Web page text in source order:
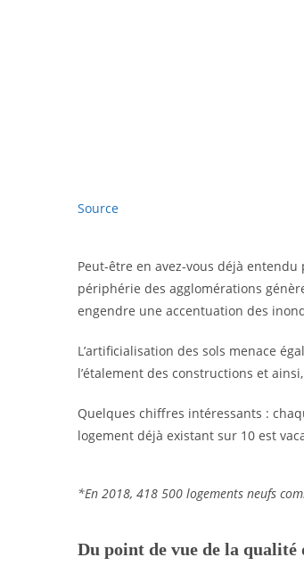
Source
Peut-être en avez-vous déjà
périphérie des agglomérations
engendre une accentuation des
L’artificialisation des sols menace
l’étalement des constructions et
Quelques chiffres intéressants :
logement déjà existant sur 10 est
*En 2018, 418 500 logements neufs
Du point de vue de la